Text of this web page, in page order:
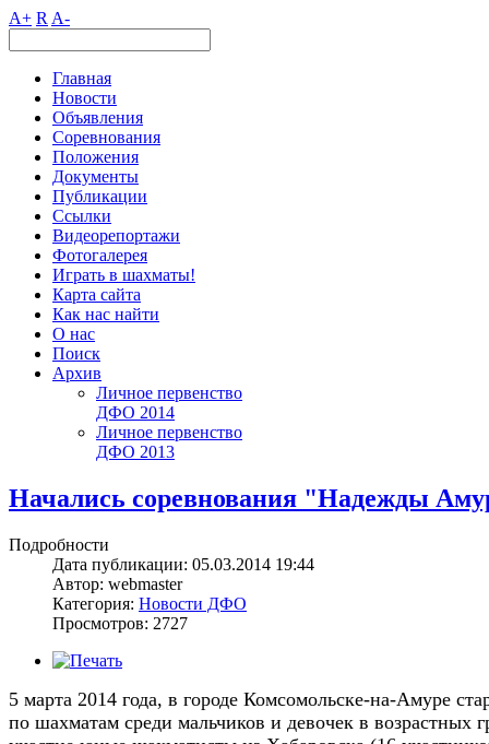
A+ R A-
Главная
Новости
Объявления
Соревнования
Положения
Документы
Публикации
Ссылки
Видеорепортажи
Фотогалерея
Играть в шахматы!
Карта сайта
Как нас найти
О нас
Поиск
Архив
Личное первенство
ДФО 2014
Личное первенство
ДФО 2013
Начались соревнования "Надежды
Подробности
Дата публикации: 05.03.2014 19:44
Автор: webmaster
Категория: Новости ДФО
Просмотров: 2727
5 марта 2014 года, в городе Комсомольске-на-Амуре
по шахматам среди мальчиков и девочек в